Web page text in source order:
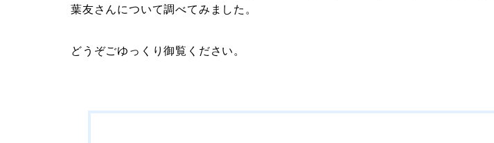
葉友さんについて調べてみました。
どうぞごゆっくり御覧ください。